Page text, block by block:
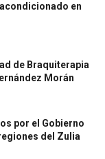
en
de Braquiterapia
Morán
por el Gobierno
del Zulia